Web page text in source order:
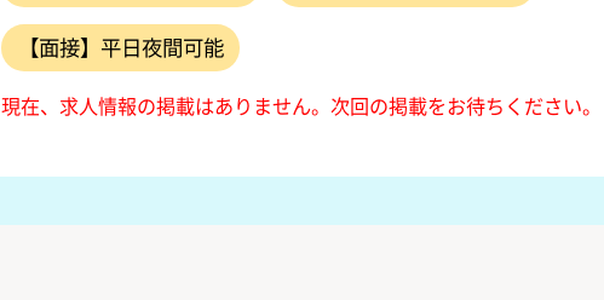
【面接】平日夜間可能
現在、求人情報の掲載はありません。次回の掲載をお待ちください。